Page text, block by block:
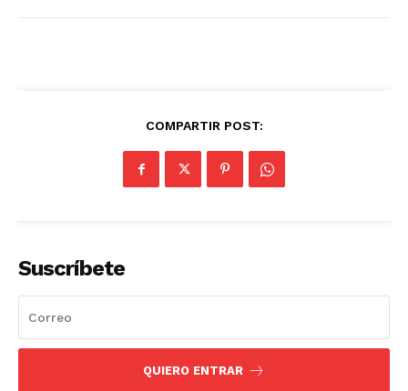
Contacto
Prensa
COMPARTIR POST:
Suscríbete
QUIERO ENTRAR